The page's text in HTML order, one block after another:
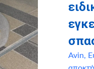
Avin,